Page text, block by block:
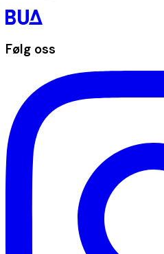
Følg oss